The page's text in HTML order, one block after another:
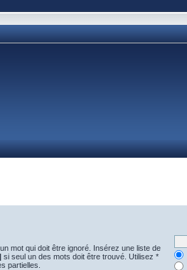
mot qui doit être ignoré. Insérez une liste de
| si seul un des mots doit être trouvé. Utilisez *
partielles.